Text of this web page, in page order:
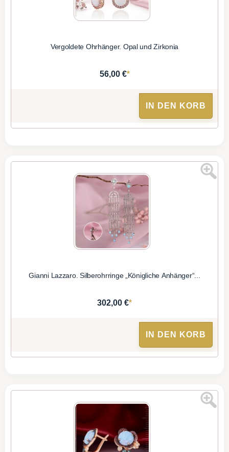
Vergoldete Ohrhänger. Opal und Zirkonia
56,00 €*
IN DEN KORB
Gianni Lazzaro. Silberohrringe „Königliche Anhänger“...
302,00 €*
IN DEN KORB